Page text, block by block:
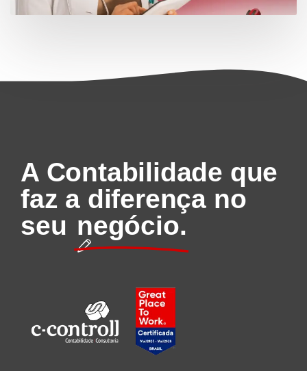
A Contabilidade que
faz a diferença no
seu negócio.